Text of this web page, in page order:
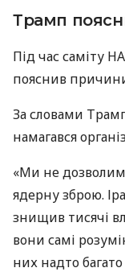
Трамп
Під час саміту
пояснив
За словами
намагався
«Ми не
ядерну зброю.
знищив тисячі
вони самі
них надто